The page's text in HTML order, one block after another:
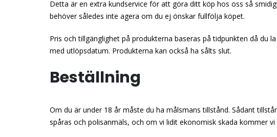
Detta är en extra kundservice för att göra ditt köp hos oss så
behöver således inte agera om du ej önskar fullfölja köpet.
Pris och tillgänglighet på produkterna baseras på tidpunkten då du
med utlöpsdatum. Produkterna kan också ha sålts slut.
Beställning
Om du är under 18 år måste du ha målsmans tillstånd. Sådant
spåras och polisanmäls, och om vi lidit ekonomisk skada kommer